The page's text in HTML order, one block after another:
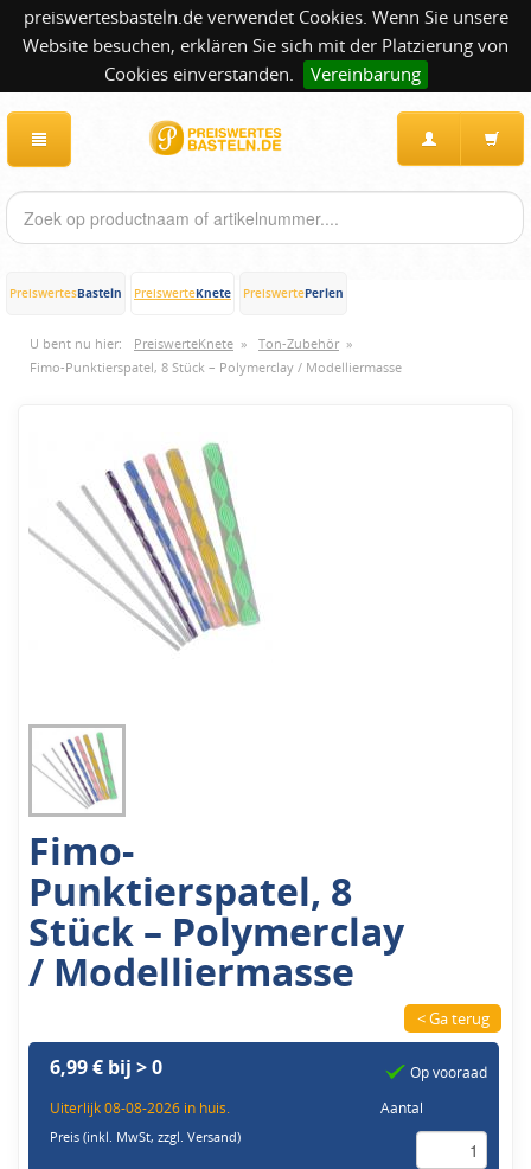
preiswertesbasteln.de verwendet Cookies. Wenn Sie unsere
Website besuchen, erklären Sie sich mit der Platzierung von
Cookies einverstanden.
Vereinbarung
PreiswertesBasteln PreiswerteKnete PreiswertePerlen
U bent nu hier: PreiswerteKnete » Ton-Zubehör»
Fimo-Punktierspatel, 8 Stück – Polymerclay / Modelliermasse
Fimo-
Punktierspatel, 8
Stück – Polymerclay
/ Modelliermasse
< Ga terug
6,99 € bij > 0
Uiterlijk 08-08-2026 in huis.
Preis (inkl. MwSt,zzgl. Versand)
Op vooraad
Aantal